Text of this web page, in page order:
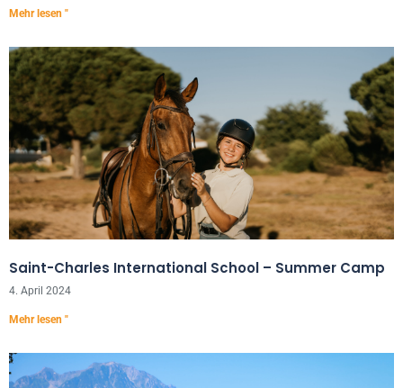
Mehr lesen "
Saint-Charles International School – Summer Camp
4. April 2024
Mehr lesen "